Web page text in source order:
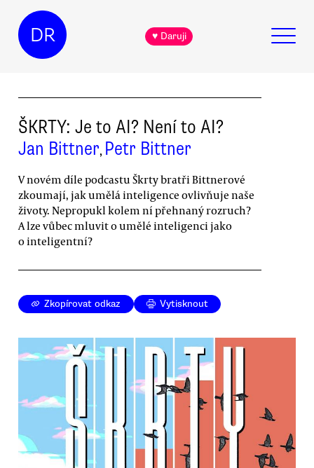
DR ♥ Daruji
ŠKRTY: Je to AI? Není to AI?
Jan Bittner, Petr Bittner
V novém díle podcastu Škrty bratři Bittnerové
zkoumají, jak umělá inteligence ovlivňuje naše
životy. Nepropukl kolem ní přehnaný rozruch?
A lze vůbec mluvit o umělé inteligenci jako
o inteligentní?
Zkopírovat odkaz Vytisknout